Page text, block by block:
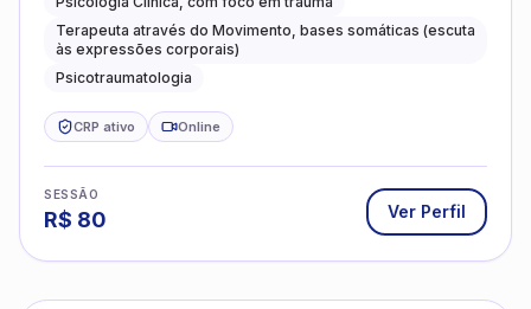
Terapeuta através do Movimento, bases somáticas (escuta
às expressões corporais)
Psicotraumatologia
CRP ativo Online
SESSÃO
R$ 80 Ver Perfil